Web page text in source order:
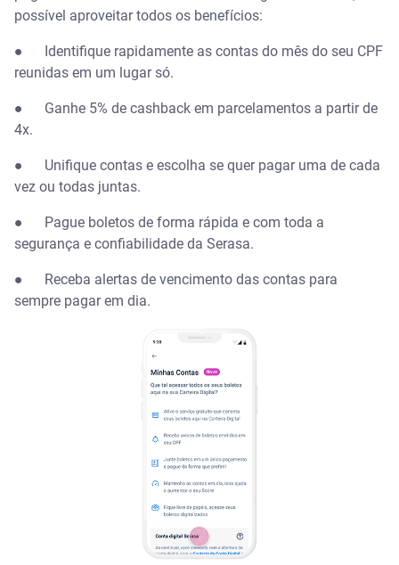
possível aproveitar todos os benefícios:
● Identifique rapidamente as contas do mês do seu CPF
reunidas em um lugar só.
● Ganhe 5% de cashback em parcelamentos a partir de
4x.
● Unifique contas e escolha se quer pagar uma de cada
vez ou todas juntas.
● Pague boletos de forma rápida e com toda a
segurança e confiabilidade da Serasa.
● Receba alertas de vencimento das contas para
sempre pagar em dia.